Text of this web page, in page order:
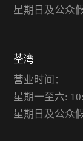
星期日及公众
荃湾
营业时间：
星期一至六:
星期日及公众